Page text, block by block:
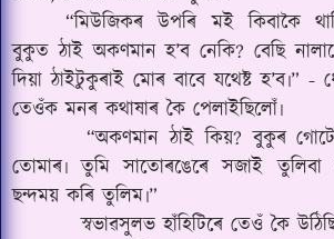
“মিউজিকৰ উপৰি মই কিবাকৈ
বুকুত ঠাই অকণমান হ’ব নেকি? বেছি
দিয়া ঠাইটুকুৰাই মোৰ বাবে যথেষ্ট হ’ব৷” -
তেওঁক মনৰ কথাষাৰ কৈ পেলাইছিলোঁ৷
“অকণমান ঠাই কিয়? বুকুৰ
তোমাৰ৷ তুমি সাতোৰঙেৰে সজাই
ছন্দময় কৰি তুলিম৷”
স্বভাৱসুলভ হাঁহিটিৰে তেওঁ কৈ